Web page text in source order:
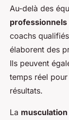
Au-delà des
professionnels
coachs
élaborent des
Ils peuvent
temps réel
résultats.
La musculation